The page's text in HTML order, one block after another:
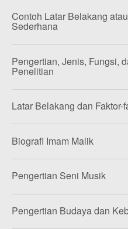
Contoh Latar Belakang
Sederhana
Pengertian, Jenis, Fungsi,
Penelitian
Latar Belakang dan
Biografi Imam Malik
Pengertian Seni Musik
Pengertian Budaya dan